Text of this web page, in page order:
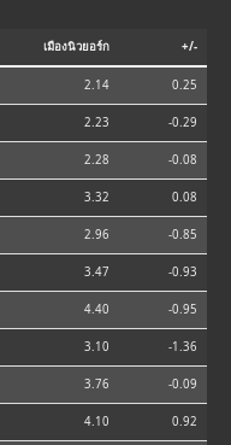
เมืองนิวยอร์ก +/-
2.14 0.25
2.23 -0.29
2.28 -0.08
3.32 0.08
2.96 -0.85
3.47 -0.93
4.40 -0.95
3.10 -1.36
3.76 -0.09
4.10 0.92